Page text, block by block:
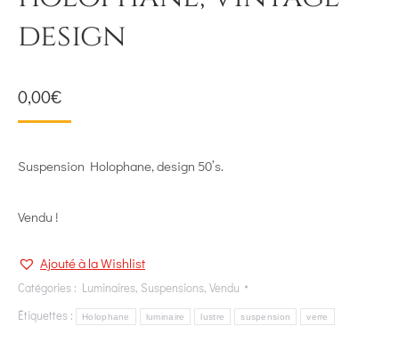
design
0,00€
Suspension Holophane, design 50’s.
Vendu !
Ajouté à la Wishlist
Catégories : Luminaires, Suspensions, Vendu
Étiquettes :
Holophane luminaire lustre suspension verre